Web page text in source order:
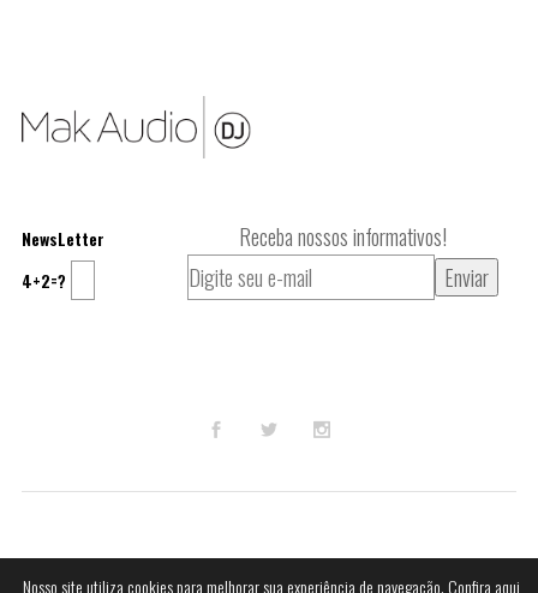
NewsLetter Receba nossos informativos!
4+2=?
© 2023Mak Audio DJ.
Nosso site utiliza cookies para melhorar sua experiência de navegação.Confira aqui